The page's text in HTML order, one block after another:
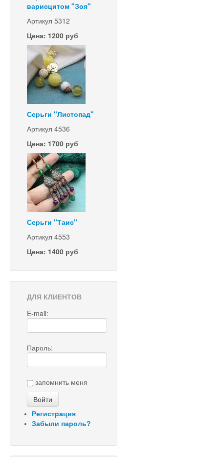
варисцитом "Зоя"
Артикул 5312
Цена: 1200 руб
Серьги "Листопад"
Артикул 4536
Цена: 1700 руб
Серьги "Таис"
Артикул 4553
Цена: 1400 руб
ДЛЯ КЛИЕНТОВ
E-mail:
Пароль:
запомнить меня
Регистрация
Забыли пароль?